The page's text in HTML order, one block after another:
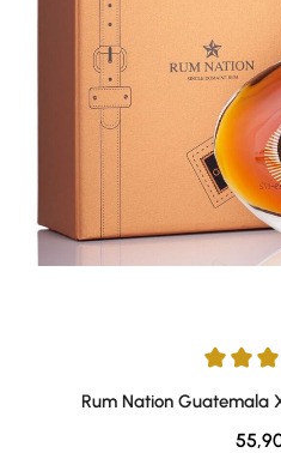
Durchschnittliche Bewertung
Rum Nation Guatemala